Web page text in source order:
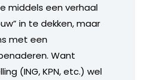
middels een verhaal
in te dekken, maar
met een
Want
(ING, KPN, etc.) wel